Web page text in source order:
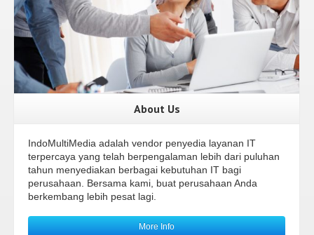
About Us
IndoMultiMedia adalah vendor penyedia layanan IT
terpercaya yang telah berpengalaman lebih dari puluhan
tahun menyediakan berbagai kebutuhan IT bagi
perusahaan. Bersama kami, buat perusahaan Anda
berkembang lebih pesat lagi.
More Info